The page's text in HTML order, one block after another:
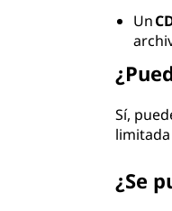
Un
Sí,
¿Se